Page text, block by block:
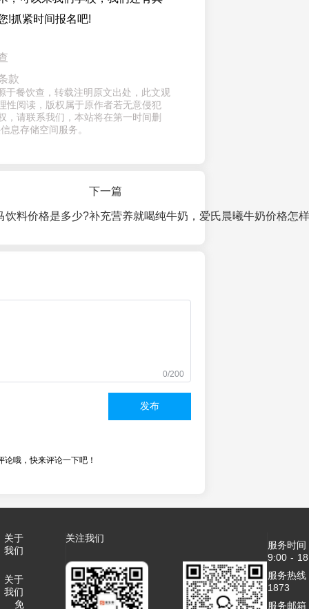
!抓紧时间报名吧!
款
于餐饮查，转载注明原文出处，此文观
性阅读，版权属于原作者若无意侵犯
，请联系我们，本站将在第一时间删
息存储空间服务。
饮料价格是多少?
下一篇
补充营养就喝纯牛奶，爱氏晨曦牛奶价格怎
0/200
发布
论哦，快来评论一下吧！
关于
我们
关于
我们
免
关注我们
服务时
9:00 -
服务热
1873
服务邮箱